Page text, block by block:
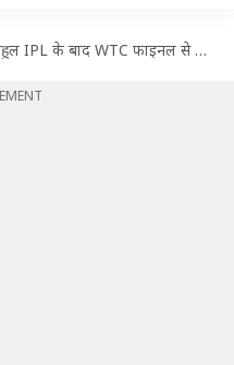
के बाद WTC फाइनल से भी हुए बाहर, खुद दी जानकारी